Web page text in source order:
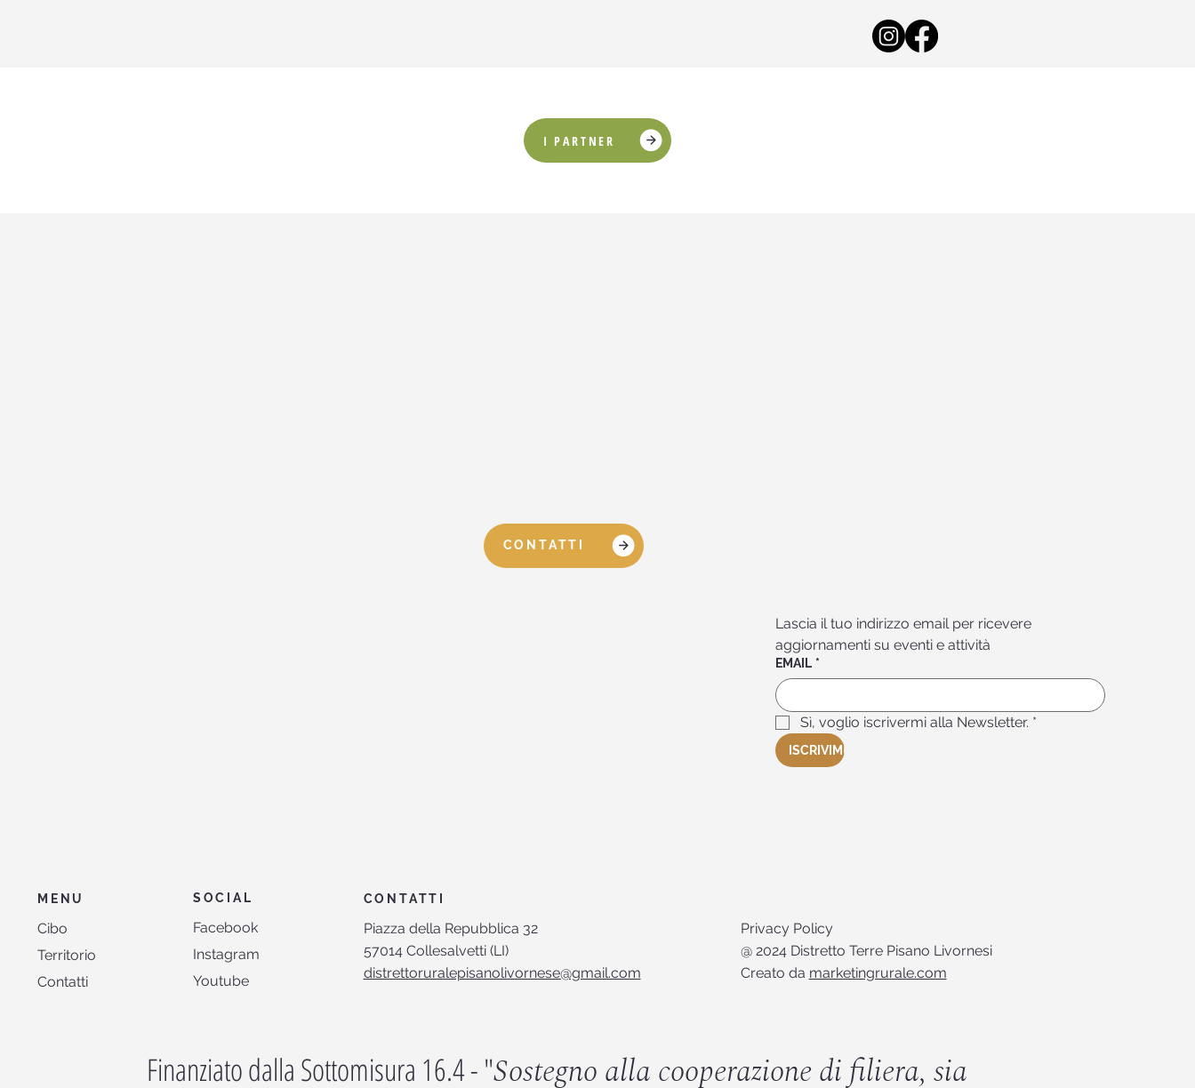
I PARTNER
CONTATTI
Lascia il tuo indirizzo email per ricevere
aggiornamenti su eventi e attività
EMAIL *
Sì, voglio iscrivermi alla Newsletter. *
ISCRIVIMI
MENU
Cibo
Territorio
Contatti
SOCIAL
Facebook
Instagram
Youtube
CONTATTI
Piazza della Repubblica 32
57014 Collesalvetti (LI)
distrettoruralepisanolivornese@gmail.com
Privacy Policy
@ 2024 Distretto Terre Pisano Livornesi
Creato da marketingrurale.com
Finanziato dalla Sottomisura 16.4 - "Sostegno alla cooperazione di filiera, sia